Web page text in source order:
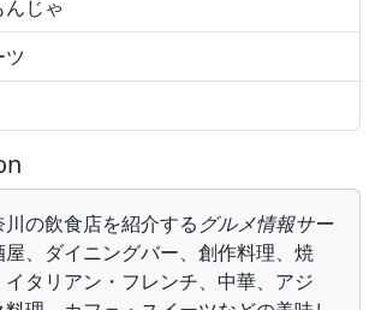
じゃ
ツ
の飲食店を紹介する グルメ情報サー
屋、ダイニングバー、創作料理、焼
タリアン・フレンチ、中華、アジ